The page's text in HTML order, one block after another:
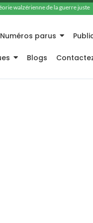
walzérienne de la guerre juste
Numéros parus
Blogs